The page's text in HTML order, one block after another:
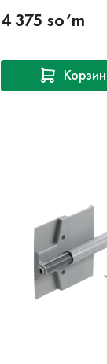
4 375 so‘m